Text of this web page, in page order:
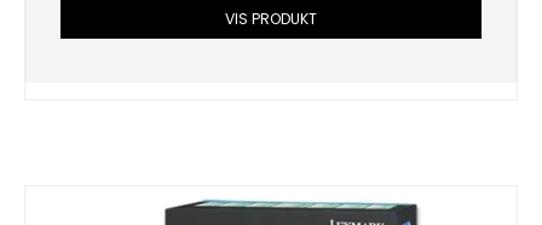
VIS PRODUKT